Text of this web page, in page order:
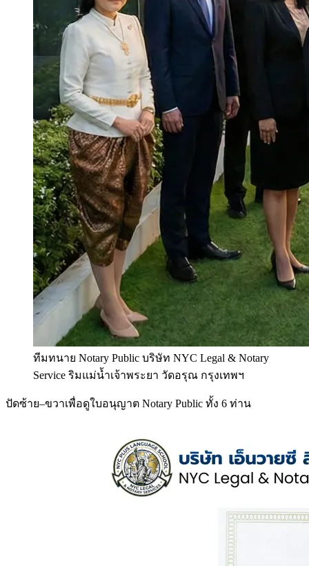
ทีมทนาย Notary Public บริษัท NYC Legal & Notary
Service ริมแม่น้ำเจ้าพระยา วัดอรุณ กรุงเทพฯ
ปัดซ้าย–ขวาเพื่อดูใบอนุญาต Notary Public ทั้ง 6 ท่าน